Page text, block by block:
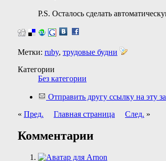
P.S. Осталось сделать
Метки: ruby, трудовые будни
Категории
Без категории
Отправить другу ссылку на эту
« Пред. Главная страница След. »
Комментарии